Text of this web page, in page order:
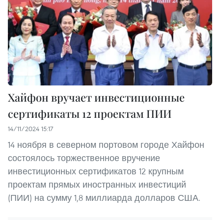
Хайфон вручает инвестиционные
сертификаты 12 проектам ПИИ
14/11/2024 15:17
14 ноября в северном портовом городе Хайфон
состоялось торжественное вручение
инвестиционных сертификатов 12 крупным
проектам прямых иностранных инвестиций
(ПИИ) на сумму 1,8 миллиарда долларов США.